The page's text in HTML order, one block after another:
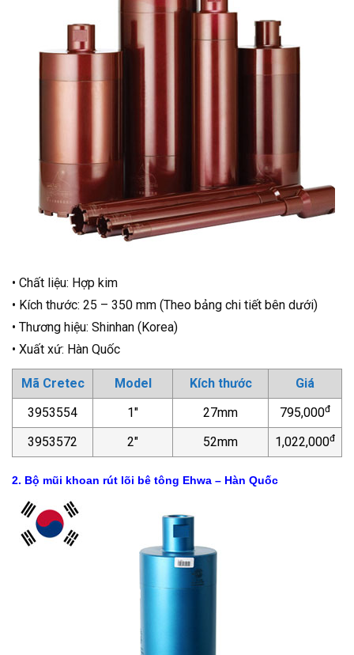
• Chất liệu: Hợp kim
• Kích thước: 25 – 350 mm (Theo bảng chi tiết bên dưới)
• Thương hiệu: Shinhan (Korea)
• Xuất xứ: Hàn Quốc
Mã Cretec Model Kích thước
Giá
3953554
1″ 27mm 795,000đ
3953572 2″ 52mm 1,022,000đ
2. Bộ mũi khoan rút lõi bê tông Ehwa – Hàn Quốc